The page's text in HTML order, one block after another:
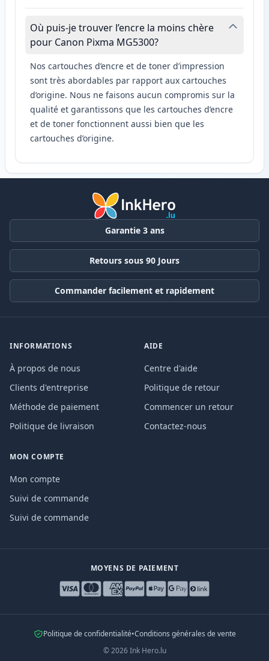
Où puis-je trouver l’encre la moins chère
pour Canon Pixma MG5300?
Nos cartouches d’encre et de toner d’impression
sont très abordables par rapport aux cartouches
d’origine. Nous ne faisons aucun compromis sur la
qualité et garantissons que les cartouches d’encre
et de toner fonctionnent aussi bien que les
cartouches d’origine.
Garantie 3 ans
Retours sous 90 Jours
Commander facilement et rapidement
INFORMATIONS
À propos de nous
Clients d'entreprise
Méthode de paiement
Politique de livraison
AIDE
Centre d'aide
Politique de retour
Commencer un retour
Contactez-nous
MON COMPTE
Mon compte
Suivi de commande
Suivi de commande
MOYENS DE PAIEMENT
Politique de confidentialité•Conditions générales de vente
©2026 Ink Hero.lu